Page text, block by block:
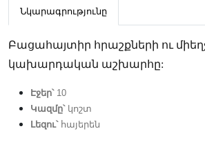
Նկարագրությունը
Բացահայտիր հրաշքների ու
կախարդական աշխարհը:
Էջեր՝ 10
Կազմը՝կոշտ
Լեզու՝ հայերեն